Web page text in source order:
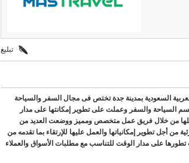
تبليغ
السعودية بمدينة جدة تختص فى مجال السفر والسياحة
السياحة والسفر وعملت على تطوير إمكانتها على مدار
عملها من خلال فريق عمل متخصص ومميز ووضعت العديد من
أجل تطوير إمكانياتها والعمل عليها للإرتقاء بما تقدمه من
على مدار الوقت للتناسب مع مطلبات الأسواق والعملاء